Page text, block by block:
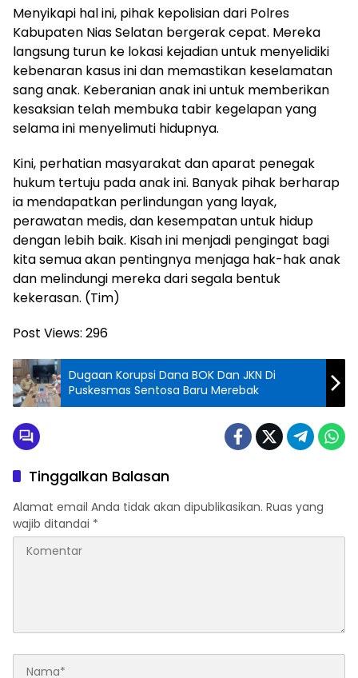
Menyikapi hal ini, pihak kepolisian dari Polres
Kabupaten Nias Selatan bergerak cepat. Mereka
langsung turun ke lokasi kejadian untuk menyelidiki
kebenaran kasus ini dan memastikan keselamatan
sang anak. Keberanian anak ini untuk memberikan
kesaksian telah membuka tabir kegelapan yang
selama ini menyelimuti hidupnya.
Kini, perhatian masyarakat dan aparat penegak
hukum tertuju pada anak ini. Banyak pihak berharap
ia mendapatkan perlindungan yang layak,
perawatan medis, dan kesempatan untuk hidup
dengan lebih baik. Kisah ini menjadi pengingat bagi
kita semua akan pentingnya menjaga hak-hak anak
dan melindungi mereka dari segala bentuk
kekerasan. (Tim)
Post Views: 296
Dugaan Korupsi Dana BOK Dan JKN Di
Puskesmas Sentosa Baru Merebak
Tinggalkan Balasan
Alamat email Anda tidak akan dipublikasikan. Ruas yang
wajib ditandai *